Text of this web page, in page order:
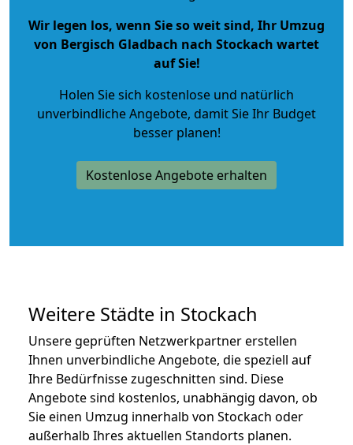
Wir legen los, wenn Sie so weit sind, Ihr Umzug
von Bergisch Gladbach nach Stockach wartet
auf Sie!
Holen Sie sich kostenlose und natürlich
unverbindliche Angebote, damit Sie Ihr Budget
besser planen!
Kostenlose Angebote erhalten
Weitere Städte in Stockach
Unsere geprüften Netzwerkpartner erstellen
Ihnen unverbindliche Angebote, die speziell auf
Ihre Bedürfnisse zugeschnitten sind. Diese
Angebote sind kostenlos, unabhängig davon, ob
Sie einen Umzug innerhalb von Stockach oder
außerhalb Ihres aktuellen Standorts planen.